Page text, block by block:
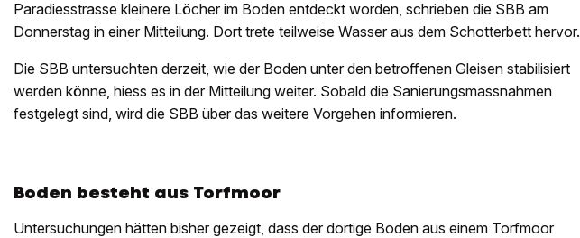
Paradiesstrasse kleinere Löcher im Boden entdeckt worden, schrieben die SBB am
Donnerstag in einer Mitteilung. Dort trete teilweise Wasser aus dem Schotterbett hervor.
Die SBB untersuchten derzeit, wie der Boden unter den betroffenen Gleisen stabilisiert
werden könne, hiess es in der Mitteilung weiter. Sobald die Sanierungsmassnahmen
festgelegt sind, wird die SBB über das weitere Vorgehen informieren.
Boden besteht aus Torfmoor
Untersuchungen hätten bisher gezeigt, dass der dortige Boden aus einem Torfmoor